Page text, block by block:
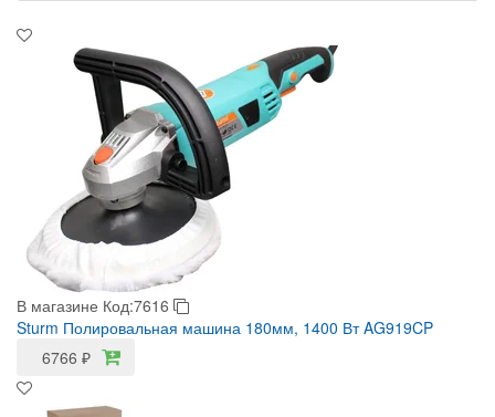
В магазине Код:7616
Sturm Полировальная машина 180мм, 1400 Вт AG919CP
6766 ₽